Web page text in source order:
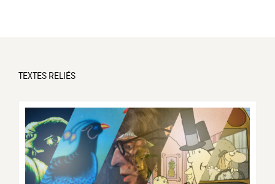
TEXTES RELIÉS